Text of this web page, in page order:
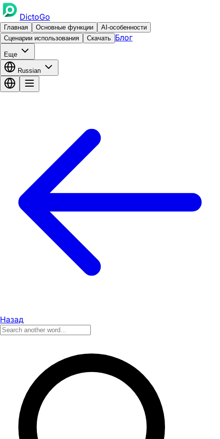
DictoGo
Главная Основные функции
AI-особенности
Сценарии использования
Скачать Блог
Еще
Russian
Назад